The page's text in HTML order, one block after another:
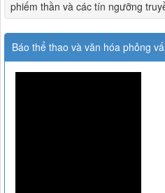
phiếm thần và các tín ngưỡng
Báo thể thao và văn hóa phỏng